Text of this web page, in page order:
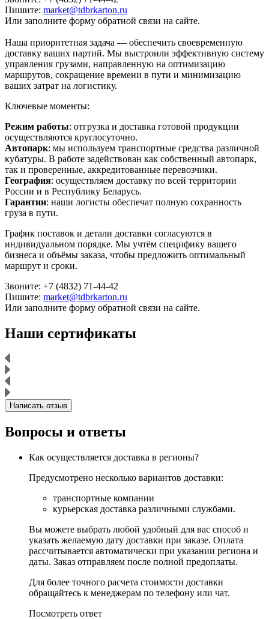
Пишите: market@tdbrkarton.ru
Или заполните форму обратной связи на сайте.
Наша приоритетная задача — обеспечить своевременную
доставку ваших партий. Мы выстроили эффективную систему
управления грузами, направленную на оптимизацию
маршрутов, сокращение времени в пути и минимизацию
ваших затрат на логистику.
Ключевые моменты:
Режим работы: отгрузка и доставка готовой продукции
осуществляются круглосуточно.
Автопарк: мы используем транспортные средства различной
кубатуры. В работе задействован как собственный автопарк,
так и проверенные, аккредитованные перевозчики.
География: осуществляем доставку по всей территории
России и в Республику Беларусь.
Гарантии: наши логисты обеспечат полную сохранность
груза в пути.
График поставок и детали доставки согласуются в
индивидуальном порядке. Мы учтём специфику вашего
бизнеса и объёмы заказа, чтобы предложить оптимальный
маршрут и сроки.
Звоните: +7 (4832) 71-44-42
Пишите: market@tdbrkarton.ru
Или заполните форму обратной связи на сайте.
Наши сертификаты
Написать отзыв
Вопросы и ответы
Как осуществляется доставка в регионы?
Предусмотрено несколько вариантов доставки:
транспортные компании
курьерская доставка различными службами.
Вы можете выбрать любой удобный для вас способ и
указать желаемую дату доставки при заказе. Оплата
рассчитывается автоматически при указании региона и
даты. Заказ отправляем после полной предоплаты.
Для более точного расчета стоимости доставки
обращайтесь к менеджерам по телефону или чат.
Посмотреть ответ